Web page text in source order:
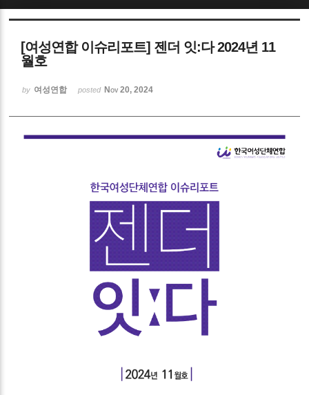
[여성연합 이슈리포트] 젠더 잇:다 2024년 11
월호
by 여성연합 posted Nov 20, 2024
Sketchbook5, 스케치북5
Sketchbook5, 스케치북5